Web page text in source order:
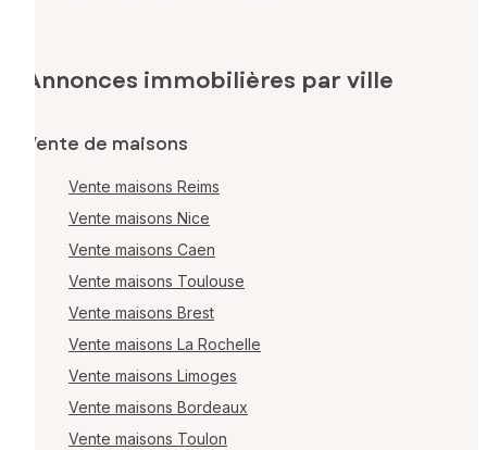
Annonces immobilières par ville
Vente de maisons
Vente maisons Reims
Vente maisons Nice
Vente maisons Caen
Vente maisons Toulouse
Vente maisons Brest
Vente maisons La Rochelle
Vente maisons Limoges
Vente maisons Bordeaux
Vente maisons Toulon